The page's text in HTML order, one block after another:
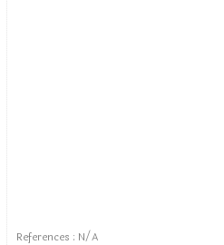
References : N/A